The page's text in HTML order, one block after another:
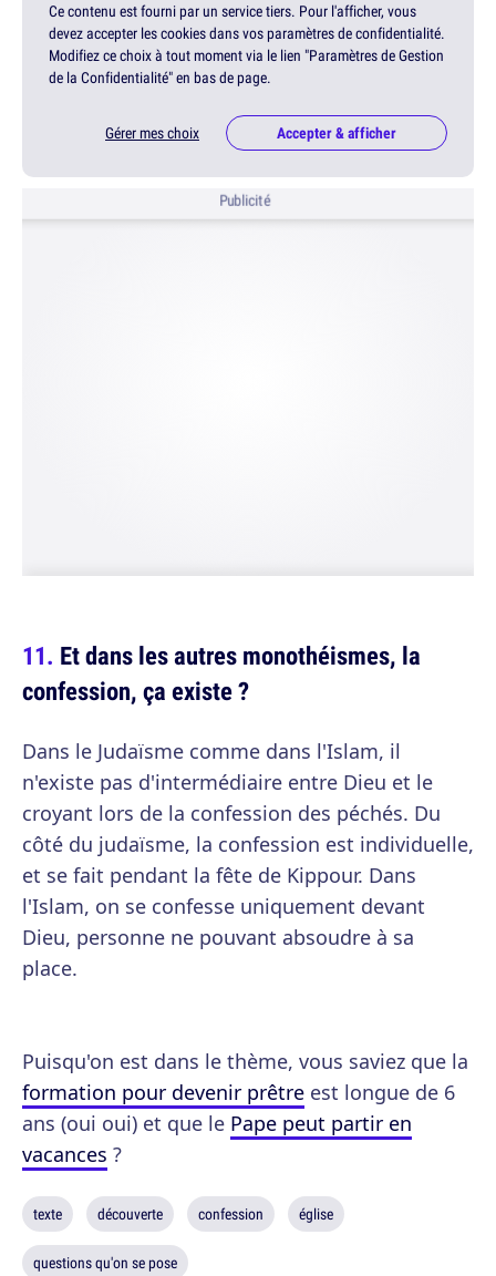
Ce contenu est fourni par un service tiers. Pour l'afficher, vous
devez accepter les cookies dans vos paramètres de confidentialité.
Modifiez ce choix à tout moment via le lien "Paramètres de Gestion
de la Confidentialité" en bas de page.
Gérer mes choix Accepter & afficher
Publicité
Et dans les autres monothéismes, la
confession, ça existe ?
Dans le Judaïsme comme dans l'Islam, il
n'existe pas d'intermédiaire entre Dieu et le
croyant lors de la confession des péchés. Du
côté du judaïsme, la confession est individuelle,
et se fait pendant la fête de Kippour. Dans
l'Islam, on se confesse uniquement devant
Dieu, personne ne pouvant absoudre à sa
place.
Puisqu'on est dans le thème, vous saviez que la
formation pour devenir prêtre est longue de 6
ans (oui oui) et que le Pape peut partir en
vacances ?
texte découverte confession église
questions qu'on se pose